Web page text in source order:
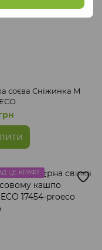
соєва Сніжинка М
ЦЕ КРАФТ